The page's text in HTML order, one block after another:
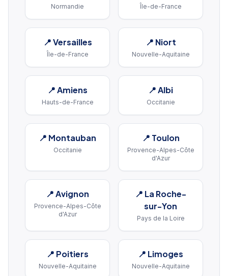
Normandie Île-de-France
📍Versailles
Île-de-France
📍 Niort
Nouvelle-Aquitaine
📍Amiens
Hauts-de-France
📍Albi
Occitanie
📍 Montauban
Occitanie
📍 Toulon
Provence-Alpes-Côte
d'Azur
📍Avignon
Provence-Alpes-Côte
d'Azur
📍 La Roche-
sur-Yon
Pays de la Loire
📍 Poitiers
Nouvelle-Aquitaine
📍 Limoges
Nouvelle-Aquitaine